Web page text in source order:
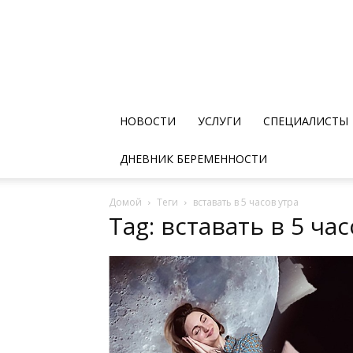
НОВОСТИ УСЛУГИ СПЕЦИАЛИСТЫ
ДНЕВНИК БЕРЕМЕННОСТИ
Домой Теги вставать в 5 часов утра
Tag: вставать в 5